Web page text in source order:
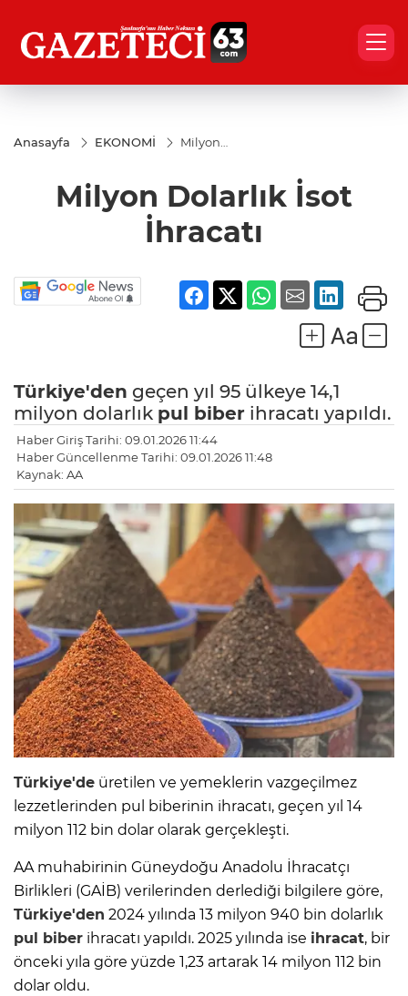
Anasayfa EKONOMİ
Milyon
İhracatı
Milyon Dolarlık İsot
İhracatı
Türkiye'den geçen yıl 95 ülkeye 14,1
milyon dolarlık pul biber ihracatı yapıldı.
Haber Giriş Tarihi: 09.01.2026 11:44
Haber Güncellenme Tarihi: 09.01.2026 11:48
Kaynak: AA
Türkiye'de üretilen ve yemeklerin vazgeçilmez
lezzetlerinden pul biberinin ihracatı, geçen yıl 14
milyon 112 bin dolar olarak gerçekleşti.
AA muhabirinin Güneydoğu Anadolu İhracatçı
Birlikleri (GAİB) verilerinden derlediği bilgilere göre,
Türkiye'den 2024 yılında 13 milyon 940 bin dolarlık
pul biber ihracatı yapıldı. 2025 yılında ise ihracat, bir
önceki yıla göre yüzde 1,23 artarak 14 milyon 112 bin
dolar oldu.